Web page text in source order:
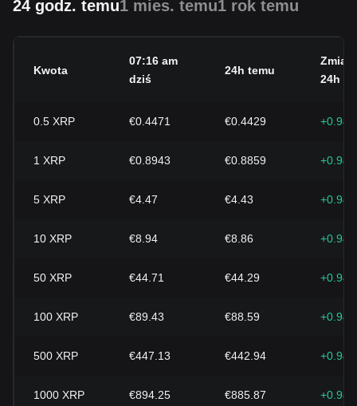
24 godz. temu1 mies. temu1 rok temu
Kwota
07:16 am
dziś
24h temu
24h
0.5 XRP €0.4471 €0.4429
1 XRP €0.8943 €0.8859
5 XRP €4.47 €4.43
10 XRP €8.94 €8.86
50 XRP €44.71 €44.29
100 XRP €89.43 €88.59
500 XRP €447.13 €442.94
1000 XRP €894.25 €885.87